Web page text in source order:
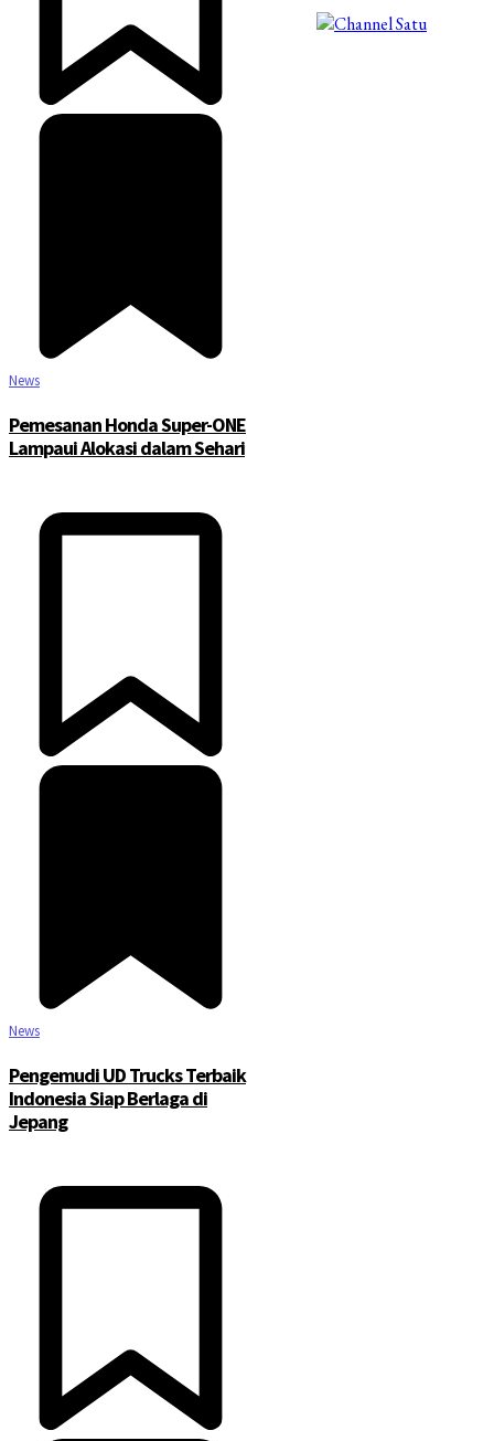
News
Pemesanan Honda Super-ONE
Lampaui Alokasi dalam Sehari
News
Pengemudi UD Trucks Terbaik
Indonesia Siap Berlaga di
Jepang